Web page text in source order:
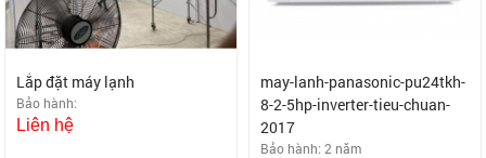
Lắp đặt máy lạnh
Bảo hành:
Liên hệ
may-lanh-panasonic-pu24tkh-
8-2-5hp-inverter-tieu-chuan-
2017
Bảo hành: 2 năm